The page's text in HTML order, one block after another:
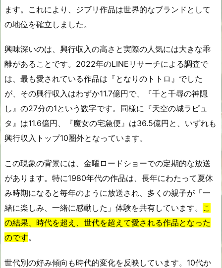
ます。これにより、ジブリ作品は世界的なブランドとして
の地位を確立しました。
興味深いのは、興行収入の高さと実際の人気には大きな乖
離があることです。2022年のLINEリサーチによる調査で
は、最も愛されている作品は『となりのトトロ』でした
が、その興行収入はわずか11.7億円で、『千と千尋の神隠
し』の27分の1という数字です。同様に『天空の城ラピュ
タ』は11.6億円、『魔女の宅急便』は36.5億円と、いずれも
興行収入トップ10圏外となっています。
この現象の背景には、金曜ロードショーでの定期的な放送
があります。特に1980年代の作品は、長年にわたって夏休
み時期になると毎年のように放送され、多くの親子が「一
緒に楽しみ、一緒に感動した」体験を共有しています。 こ
の結果、時代を超え、世代を超えて愛される作品となった
のです。
世代別の好み傾向も時代的変化を反映しています。10代か